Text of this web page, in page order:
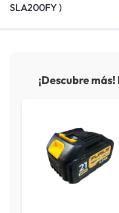
SLA200FY )
¡Descubre